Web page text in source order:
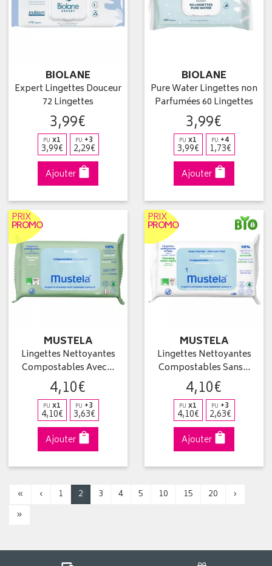
BIOLANE
Expert Lingettes Douceur
72 Lingettes
3,99€
PU x1
3,99€ PU +3
2,29€
Ajouter
BIOLANE
Pure Water Lingettes non
Parfumées 60 Lingettes
3,99€
PU x1
3,99€ PU +4
1,73€
Ajouter
PRIX
PROMO
MUSTELA
Lingettes Nettoyantes
Compostables Avec…
4,10€
PU x1
4,10€ PU +3
3,63€
Ajouter
PRIX
PROMO
MUSTELA
Lingettes Nettoyantes
Compostables Sans…
4,10€
PU x1
4,10€ PU +3
2,63€
Ajouter
« ‹ 1 2 3 4 5 10 15 20
›
»